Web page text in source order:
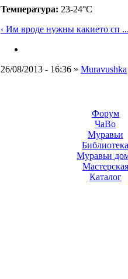
Температура: 23-24°C
‹ Им вроде нужны какието сп
26/08/2013 - 16:36 » Muravushka
Форум
ЧаВо
Муравьи
Муравьи
Мастерская
Каталог